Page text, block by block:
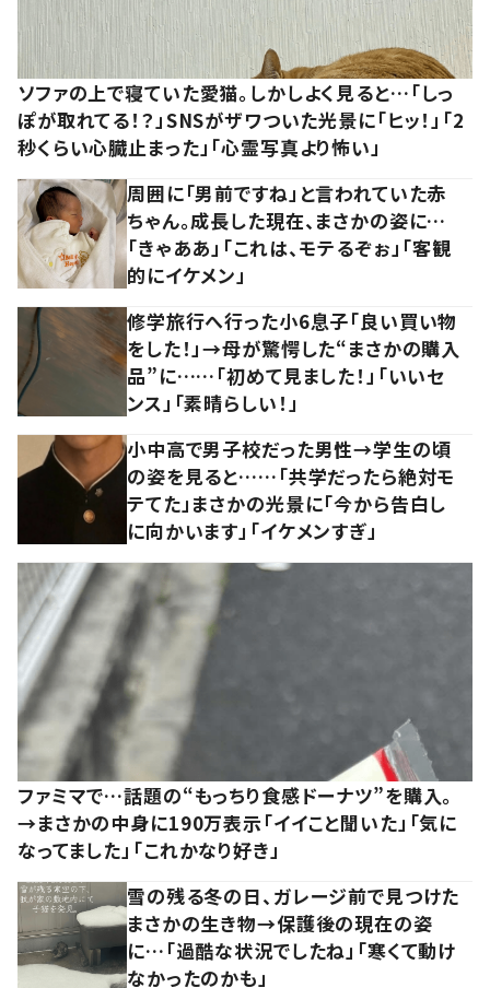
ソファの上で寝ていた愛猫。しかしよく見ると…「しっ
ぽが取れてる！？」SNSがザワついた光景に「ヒッ！」「2
秒くらい心臓止まった」「心霊写真より怖い」
周囲に「男前ですね」と言われていた赤
ちゃん。成長した現在、まさかの姿に…
「きゃああ」「これは、モテるぞぉ」「客観
的にイケメン」
修学旅行へ行った小6息子「良い買い物
をした！」→母が驚愕した“まさかの購入
品”に……「初めて見ました！」「いいセ
ンス」「素晴らしい！」
小中高で男子校だった男性→学生の頃
の姿を見ると……「共学だったら絶対モ
テてた」まさかの光景に「今から告白し
に向かいます」「イケメンすぎ」
ファミマで…話題の“もっちり食感ドーナツ”を購入。
→まさかの中身に190万表示「イイこと聞いた」「気に
なってました」「これかなり好き」
雪の残る冬の日、ガレージ前で見つけた
まさかの生き物→保護後の現在の姿
に…「過酷な状況でしたね」「寒くて動け
なかったのかも」